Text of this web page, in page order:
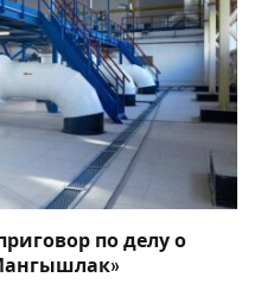
по делу о